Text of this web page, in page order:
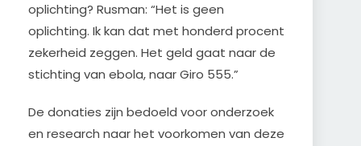
oplichting? Rusman: “Het is geen
oplichting. Ik kan dat met honderd procent
zekerheid zeggen. Het geld gaat naar de
stichting van ebola, naar Giro 555.”
De donaties zijn bedoeld voor onderzoek
en research naar het voorkomen van deze